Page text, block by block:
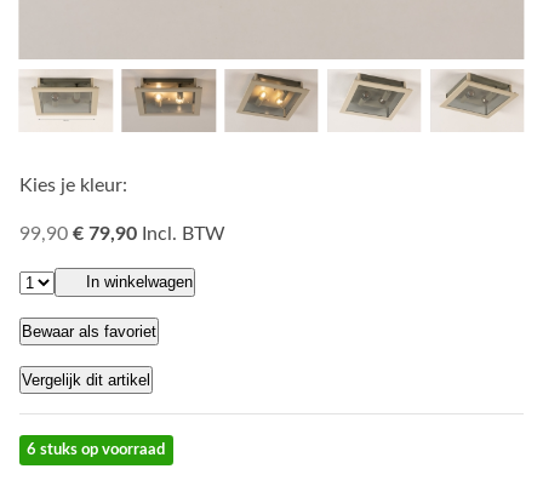
Kies je kleur:
99,90 € 79,90 Incl. BTW
In winkelwagen
Bewaar als favoriet
Vergelijk dit artikel
6 stuks op voorraad